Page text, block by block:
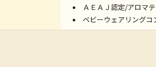
大阪の産院勤務時、産後に不安
母乳育児相談室「さーくるまー
ＡＥＡＪ認定/アロマ
ベビーウェアリングコ